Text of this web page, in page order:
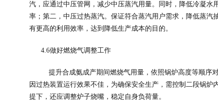
汽，应通过中压管网，减少中压蒸汽用量。同时，降低冷凝
率；第二，中压过热蒸汽。保证符合蒸汽用户需求，降低蒸
有更高的利用效率，达到降低生产成本的目的。
4.6做好燃烧气调整工作
提升合成氨成产期间燃烧气用量，依照锅炉高度等顺序
因过热装置运行效果不佳，为确保安全生产，需控制二段锅
提下，还应调整炉子烧嘴，稳定自身负荷量。